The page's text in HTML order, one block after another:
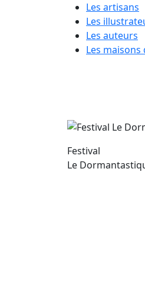
Les artisans
Les
Les auteurs
Les
Festival
Le